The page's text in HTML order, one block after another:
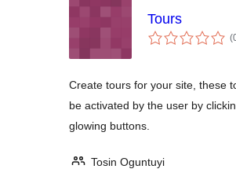
Tours
Create tours for your site, these
be activated by the user by
glowing buttons.
Tosin Oguntuyi